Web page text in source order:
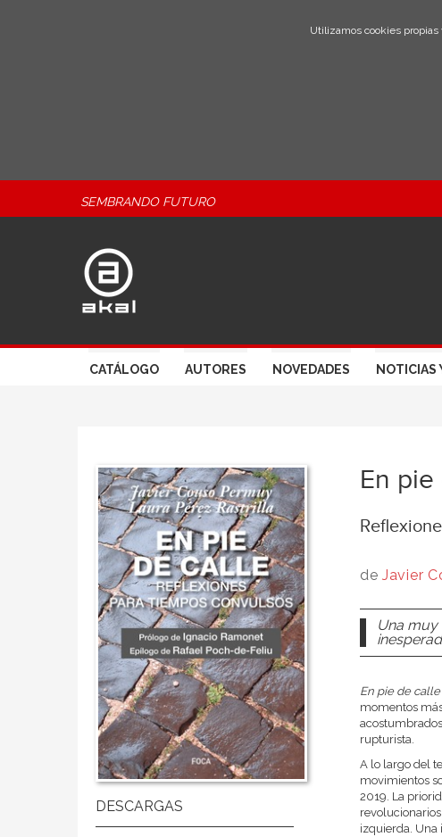
Utilizamos cookies
SEMBRANDO FUTURO
CATÁLOGO AUTORES NOVEDADES NOTICIAS
En
deJavier
Una muy
En pie de calle
momentos
rupturista.
A lo largo del
movimientos
2019. La
izquierda. Una